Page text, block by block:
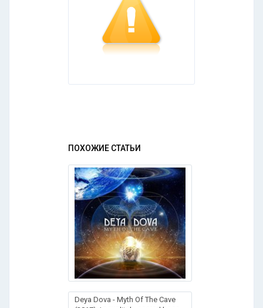
ПОХОЖИЕ СТАТЬИ
Deya Dova - Myth Of The Cave